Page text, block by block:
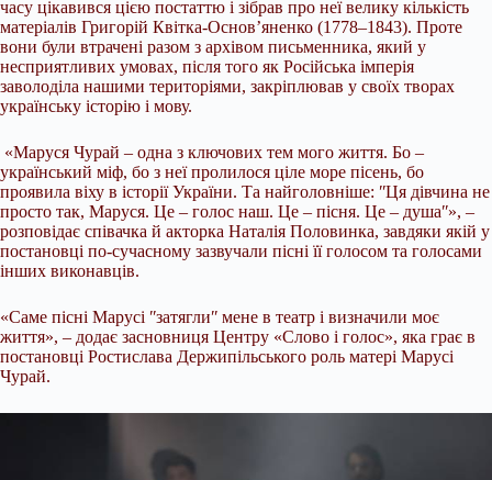
часу цікавився цією постаттю і зібрав про неї велику кількість
матеріалів Григорій Квітка-Основ’яненко (1778–1843). Проте
вони були втрачені разом з архівом письменника, який у
несприятливих умовах, після того як Російська імперія
заволоділа нашими територіями, закріплював у своїх творах
українську історію і мову.
«Маруся Чурай – одна з ключових тем мого життя. Бо –
український міф, бо з неї пролилося ціле море пісень, бо
проявила віху в історії України. Та найголовніше: ʺЦя дівчина не
просто так, Маруся. Це – голос наш. Це – пісня. Це – душаʺ», –
розповідає співачка й акторка Наталія Половинка, завдяки якій у
постановці по-сучасному зазвучали пісні її голосом та голосами
інших виконавців.
«Саме пісні Марусі ʺзатяглиʺ мене в театр і визначили моє
життя», – додає засновниця Центру «Слово і голос», яка грає в
постановці Ростислава Держипільського роль матері Марусі
Чурай.